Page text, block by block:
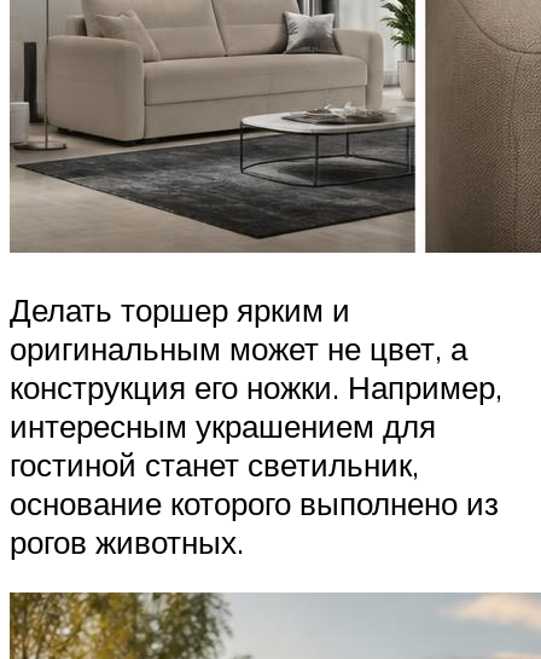
Делать торшер ярким и
оригинальным может не цвет, а
конструкция его ножки. Например,
интересным украшением для
гостиной станет светильник,
основание которого выполнено из
рогов животных.